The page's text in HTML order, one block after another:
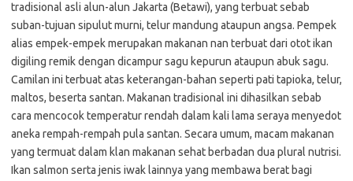
tradisional asli alun-alun Jakarta (Betawi), yang terbuat sebab
suban-tujuan sipulut murni, telur mandung ataupun angsa. Pempek
alias empek-empek merupakan makanan nan terbuat dari otot ikan
digiling remik dengan dicampur sagu kepurun ataupun abuk sagu.
Camilan ini terbuat atas keterangan-bahan seperti pati tapioka, telur,
maltos, beserta santan. Makanan tradisional ini dihasilkan sebab
cara mencocok temperatur rendah dalam kali lama seraya menyedot
aneka rempah-rempah pula santan. Secara umum, macam makanan
yang termuat dalam klan makanan sehat berbadan dua plural nutrisi.
Ikan salmon serta jenis iwak lainnya yang membawa berat bagi